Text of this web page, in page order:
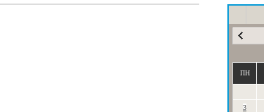
ПН
3